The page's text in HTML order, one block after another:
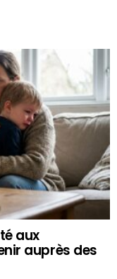
aux
auprès des